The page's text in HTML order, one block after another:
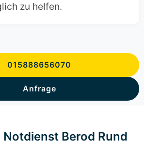
zu helfen.
015888656070
Anfrage
Berod Rund